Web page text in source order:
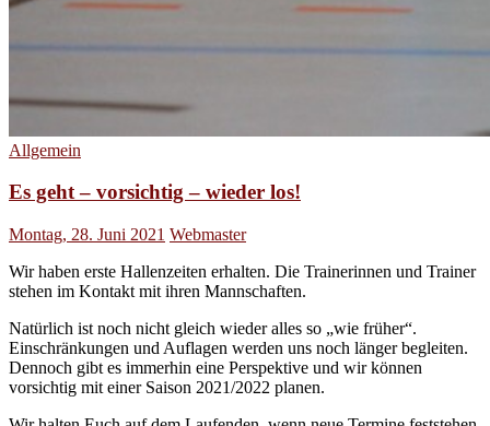
Allgemein
Es geht – vorsichtig – wieder los!
Montag, 28. Juni 2021 Webmaster
Wir haben erste Hallenzeiten erhalten. Die Trainerinnen und Trainer
stehen im Kontakt mit ihren Mannschaften.
Natürlich ist noch nicht gleich wieder alles so „wie früher“.
Einschränkungen und Auflagen werden uns noch länger begleiten.
Dennoch gibt es immerhin eine Perspektive und wir können
vorsichtig mit einer Saison 2021/2022 planen.